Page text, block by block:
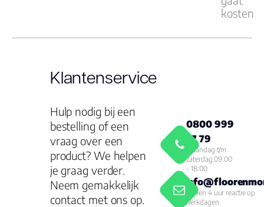
kosten
Klantenservice
Hulp nodig bij een
bestelling of een
vraag over een
product? We helpen
je graag verder.
Neem gemakkelijk
contact met ons op.
0800 999
77 79
Maandag t/m
zaterdag 09:00
- 18:00
Binnen 4 uur reactie op
werkdagen